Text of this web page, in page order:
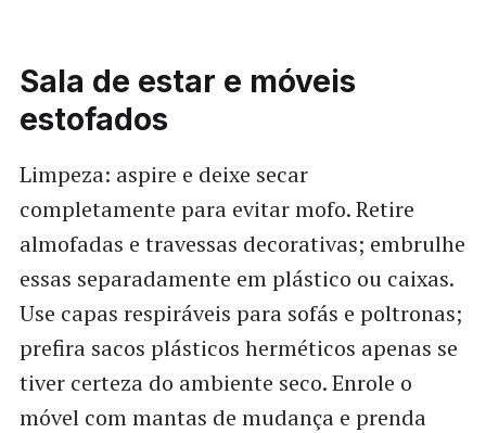
Sala de estar e móveis
estofados
Limpeza: aspire e deixe secar
completamente para evitar mofo. Retire
almofadas e travessas decorativas; embrulhe
essas separadamente em plástico ou caixas.
Use capas respiráveis para sofás e poltronas;
prefira sacos plásticos herméticos apenas se
tiver certeza do ambiente seco. Enrole o
móvel com mantas de mudança e prenda